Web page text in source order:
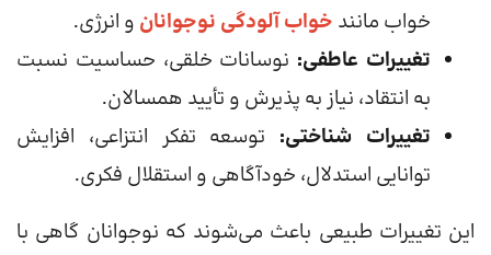
خواب مانند خواب آلودگی نوجوانان و انرژی.
تغییرات عاطفی: نوسانات خلقی، حساسیت نسبت
به انتقاد، نیاز به پذیرش و تأیید همسالان.
تغییرات شناختی: توسعه تفکر انتزاعی، افزایش
توانایی استدلال، خودآگاهی و استقلال فکری.
این تغییرات طبیعی باعث می‌شوند که نوجوانان گاهی با